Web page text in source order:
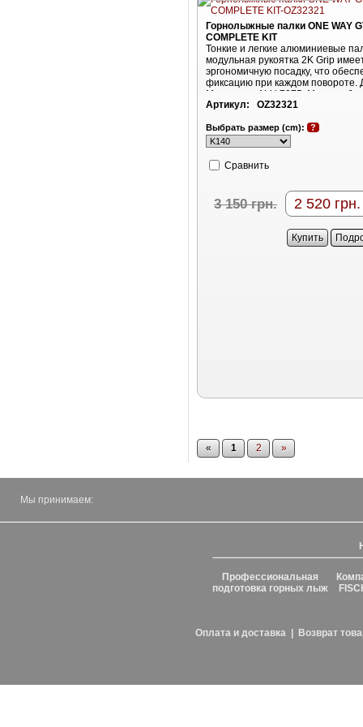
Горнолыжные палки ONE WAY
COMPLETE KIT
Тонкие и легкие алюминиевые
модульная рукоятка 2K Grip
эргономичную посадку, что
фиксацию при каждом повороте.
Материал: ALU 7075. Можно
длину
Артикул: OZ32321
Выбрать размер (cm): ?
Cравнить
3 150грн. 2 520 грн.
Купить
« 1 2 »
Мы принимаем:
Профессиональная
подготовка горных лыж
Оплата и доставка Возврат